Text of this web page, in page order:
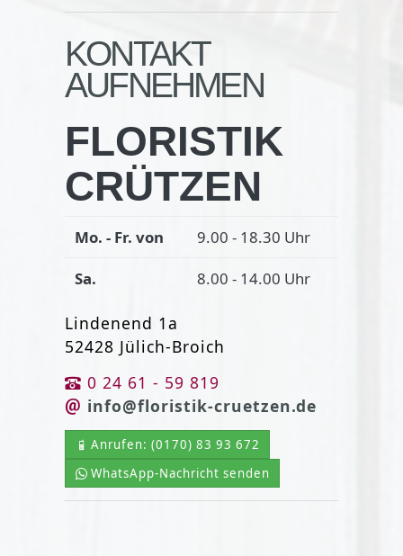
KONTAKT
AUFNEHMEN
FLORISTIK
CRÜTZEN
Mo. - Fr. von
9.00 - 18.30 Uhr
Sa.
8.00 - 14.00 Uhr
Lindenend 1a
52428 Jülich-Broich
0 24 61 - 59 819
info@floristik-cruetzen.de
Anrufen: (0170) 83 93 672
WhatsApp-Nachricht senden